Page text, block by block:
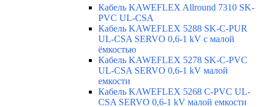
Кабель KAWEFLEX Allround 7310 SK-
PVC UL-CSA
Кабель KAWEFLEX 5288 SK-C-PUR
UL-CSA SERVO 0,6-1 kV с малой
ёмкостью
Кабель KAWEFLEX 5278 SK-C-PVC
UL-CSA SERVO 0,6-1 kV малой
емкости
Кабель KAWEFLEX 5268 C-PVC UL-
CSA SERVO 0,6-1 kV малой емкости